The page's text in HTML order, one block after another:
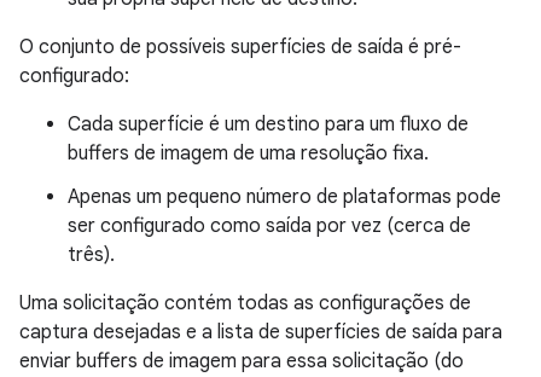
O conjunto de possíveis superfícies de saída é pré-
configurado:
Cada superfície é um destino para um fluxo de
buffers de imagem de uma resolução fixa.
Apenas um pequeno número de plataformas pode
ser configurado como saída por vez (cerca de
três).
Uma solicitação contém todas as configurações de
captura desejadas e a lista de superfícies de saída para
enviar buffers de imagem para essa solicitação (do